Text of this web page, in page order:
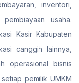
inventori,
usaha.
Kasir Kabupaten
canggih lainnya,
operasional bisnis
pemilik UMKM